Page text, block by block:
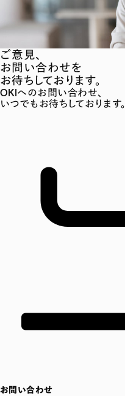
ご意見、
お問い合わせを
お待ちしております。
OKIへのお問い合わせ、
いつでもお待ちしております。
お問い合わせ